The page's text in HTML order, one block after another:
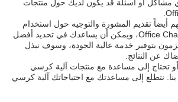
مشاكل أو أسئلة قد يكون لديك حول منتجات
أيضاً تقديم المشورة والتوجيه حول استخدام
منتجات Office Chair Mechanism، ويمكن أن يساعدك في تحديد أفضل
بتوفير خدمة عالية الجودة، وسوف نبذل
عن النتائج.
تحتاج إلى مساعدة مع منتجات آلية كرسي
نتطلع إلى مساعدتك مع احتياجاتك آلية كرسي